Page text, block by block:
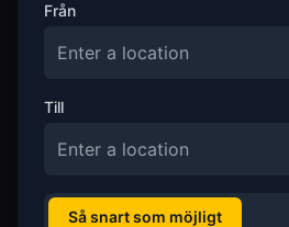
Från
Till
Så snart som möjligt